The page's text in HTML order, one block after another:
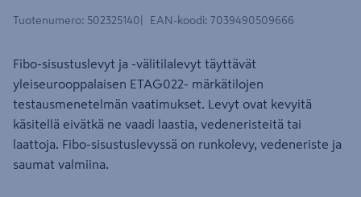
Tuotenumero: 502325140 EAN-koodi: 7039490509666
Fibo-sisustuslevyt ja -välitilalevyt täyttävät
yleiseurooppalaisen ETAG022- märkätilojen
testausmenetelmän vaatimukset. Levyt ovat kevyitä
käsitellä eivätkä ne vaadi laastia, vedeneristeitä tai
laattoja. Fibo-sisustuslevyssä on runkolevy, vedeneriste ja
saumat valmiina.